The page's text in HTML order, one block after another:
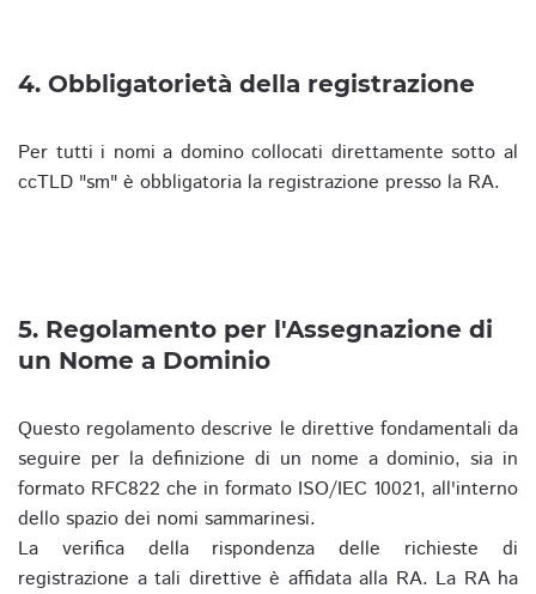
4. Obbligatorietà della registrazione
Per tutti i nomi a domino collocati direttamente sotto al
ccTLD "sm" è obbligatoria la registrazione presso la RA.
5. Regolamento per l'Assegnazione di
un Nome a Dominio
Questo regolamento descrive le direttive fondamentali da
seguire per la definizione di un nome a dominio, sia in
formato RFC822 che in formato ISO/IEC 10021, all'interno
dello spazio dei nomi sammarinesi.
La verifica della rispondenza delle richieste di
registrazione a tali direttive è affidata alla RA. La RA ha